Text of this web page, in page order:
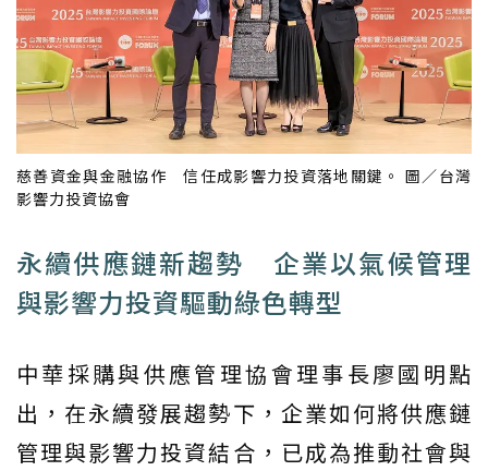
慈善資金與金融協作 信任成影響力投資落地關鍵。 圖／台灣
影響力投資協會
永續供應鏈新趨勢 企業以氣候管理
與影響力投資驅動綠色轉型
中華採購與供應管理協會理事長廖國明點
出，在永續發展趨勢下，企業如何將供應鏈
管理與影響力投資結合，已成為推動社會與